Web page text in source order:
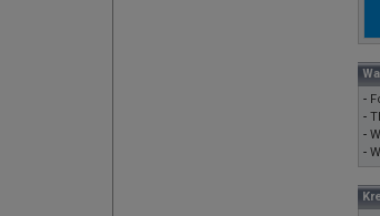
-
-
-
-